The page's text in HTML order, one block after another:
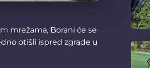
mrežama, Borani će se
otišli ispred zgrade u